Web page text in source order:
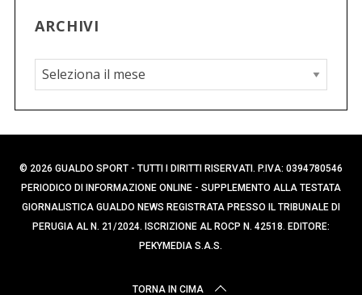
ARCHIVI
A
r
c
h
i
v
i
© 2026 GUALDO SPORT - TUTTI I DIRITTI RISERVATI. P.IVA: 0394780546
PERIODICO DI INFORMAZIONE ONLINE - SUPPLEMENTO ALLA TESTATA
GIORNALISTICA GUALDO NEWS REGISTRATA PRESSO IL TRIBUNALE DI
PERUGIA AL N. 21/2024. ISCRIZIONE AL ROCP N. 42518. EDITORE:
PEKYMEDIA S.A.S.
TORNA IN CIMA